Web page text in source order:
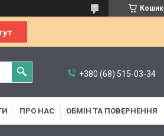
Кошик
+380 (68) 515-03-34
ПРО НАС ОБМІН ТА ПОВЕРНЕННЯ